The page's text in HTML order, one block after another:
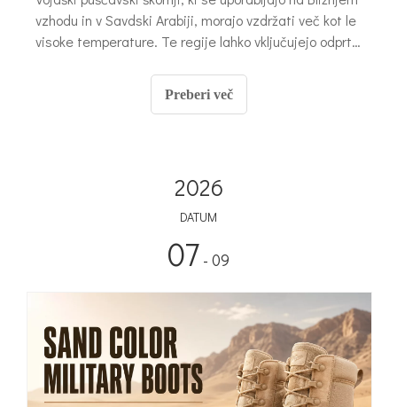
vzhodu in v Savdski Arabiji, morajo vzdržati več kot le
visoke temperature. Te regije lahko vključujejo odprto
začasna taborišča, območja z vozili in občasne mokre
Preberi več
2026
DATUM
07 - 09